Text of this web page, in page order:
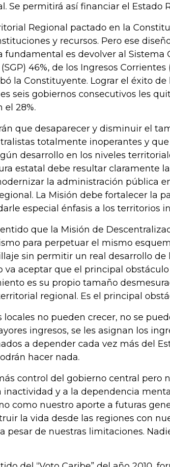
Se permitirá así financiar el Estado
Regional pactado en la
y recursos. Pero ese
fundamental es devolver al Sistema
46%, de los Ingresos Corrientes
la Constituyente. Lograr el éxito de
seis gobiernos consecutivos les
el 28%.
que desaparecer y disminuir el
totalmente inoperantes y
desarrollo en los niveles
estatal debe resultar claramente
la administración pública
La Misión debe fortalecer la
especial énfasis a los territorios
que la Misión de
para perpetuar el mismo
sin permitir un real desarrollo de
va aceptar que el principal obstáculo
es su propio tamaño
regional. Es el principal
locales no pueden crecer, no se
ingresos, se les asignan los
a depender cada vez más del
hacer nada.
control del gobierno central pero
inactividad y a la dependencia
como nuestro aporte a futuras
la vida desde las regiones con
pesar de nuestras limitaciones.